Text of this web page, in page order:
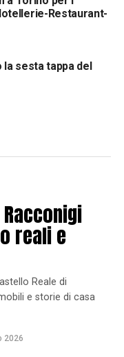
Restaurant-
sesta tappa del
reali e
Reale di
e storie di casa
2026